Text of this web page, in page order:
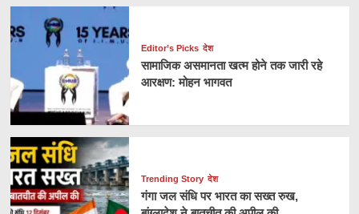
Editor’s Picks देश
सामाजिक असमानता खत्म होने तक जारी रहे
आरक्षण: मोहन भागवत
Trending Story देश
गंगा जल संधि पर भारत का सख्त रुख,